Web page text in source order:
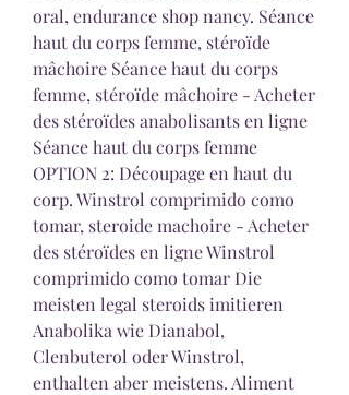
oral, endurance shop nancy. Séance
haut du corps femme, stéroïde
mâchoire Séance haut du corps
femme, stéroïde mâchoire - Acheter
des stéroïdes anabolisants en ligne
Séance haut du corps femme
OPTION 2: Découpage en haut du
corp. Winstrol comprimido como
tomar, steroide machoire - Acheter
des stéroïdes en ligne Winstrol
comprimido como tomar Die
meisten legal steroids imitieren
Anabolika wie Dianabol,
Clenbuterol oder Winstrol,
enthalten aber meistens. Aliment